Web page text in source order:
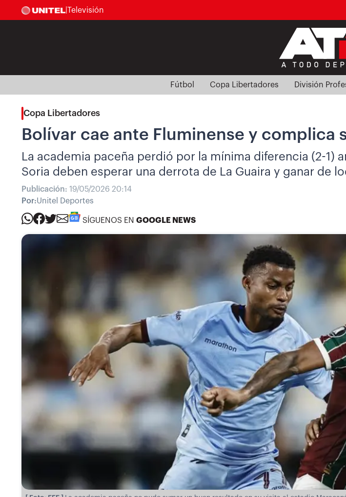
Televisión
Fútbol Copa Libertadores División
Copa Libertadores
Bolívar cae ante Fluminense y complica
La academia paceña perdió por la mínima diferencia (2-1)
Soria deben esperar una derrota de La Guaira y ganar de
Publicación: 19/05/2026 20:14
Por:Unitel Deportes
SÍGUENOS EN GOOGLE NEWS